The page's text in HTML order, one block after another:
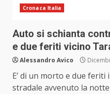
Cronaca Italia
Auto si schianta
e due feriti vicino
Alessandro Avico
E’ di un morto e due
stradale avvenuto la notte